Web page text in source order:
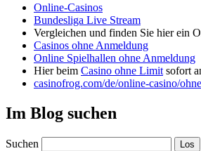
Online-Casinos
Bundesliga Live Stream
Vergleichen und finden Sie hier ein
Casinos ohne Anmeldung
Online Spielhallen ohne Anmeldung
Hier beim Casino ohne Limitsofort
casinofrog.com/de/online-casino/
Im Blog suchen
Suchen